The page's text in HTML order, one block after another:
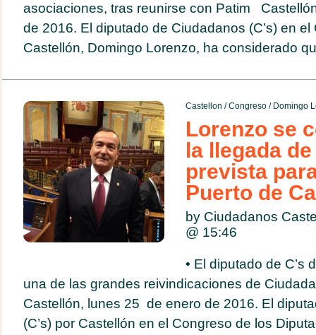
asociaciones, tras reunirse con Patim
de 2016. El diputado de Ciudadanos (C’s) en el
Castellón, Domingo Lorenzo, ha considerado
Castellon /Congreso/ Domingo
Lorenzo se
la llegada
prevista
Puerto de
by Ciudadanos
@ 15:46
• El diputado de C’s
una de las grandes reivindicaciones de
Castellón, lunes 25 de enero de 2016. El
(C’s) por Castellón en el Congreso de los